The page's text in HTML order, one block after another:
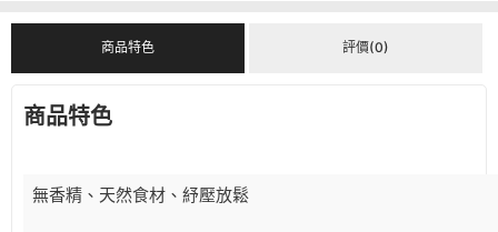
商品特色 評價(0)
商品特色
無香精、天然食材、紓壓放鬆